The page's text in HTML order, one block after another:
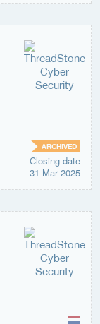
ARCHIVED
Closing date
31 Mar 2025